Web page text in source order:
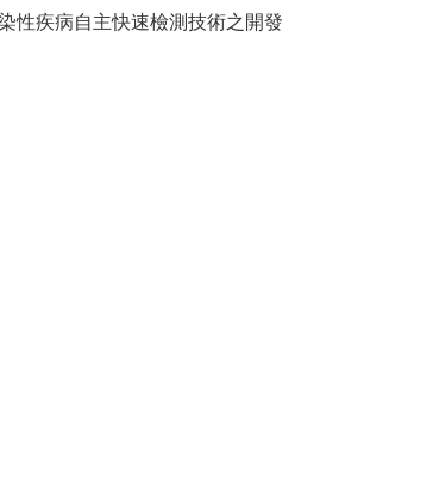
性疾病自主快速檢測技術之開發